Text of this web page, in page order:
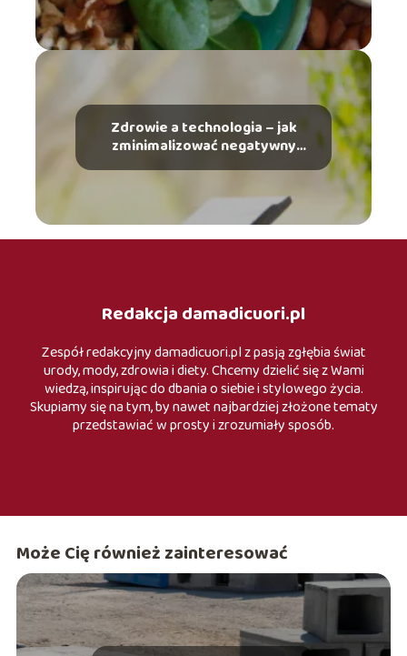
Zdrowie a technologia – jak
zminimalizować negatywny
wpływ urządzeń elektronicznych
Redakcja damadicuori.pl
Zespół redakcyjny damadicuori.pl z pasją zgłębia świat
urody, mody, zdrowia i diety. Chcemy dzielić się z Wami
wiedzą, inspirując do dbania o siebie i stylowego życia.
Skupiamy się na tym, by nawet najbardziej złożone tematy
przedstawiać w prosty i zrozumiały sposób.
Może Cię również zainteresować